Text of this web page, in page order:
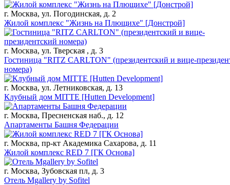
г. Москва, ул. Погодинская, д. 2
Жилой комплекс "Жизнь на Плющихе" [Донстрой]
г. Москва, ул. Тверская , д. 3
Гостиница "RITZ CARLTON" (президентский и вице-
номера)
г. Москва, ул. Летниковская, д. 13
Клубный дом MITTE [Hutten Development]
г. Москва, Пресненская наб., д. 12
Апартаменты Башня Федерации
г. Москва, пр-кт Академика Сахарова, д. 11
Жилой комплекс RED 7 [ГК Основа]
г. Москва, Зубовская пл, д. 3
Отель Mgallery by Sofitel